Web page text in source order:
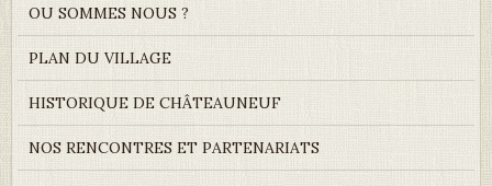
OU SOMMES NOUS ?
PLAN DU VILLAGE
HISTORIQUE DE CHÂTEAUNEUF
NOS RENCONTRES ET PARTENARIATS